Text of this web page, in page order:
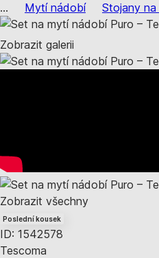
... Mytí nádobí Stojany
Zobrazit galerii
Zobrazit všechny
Poslední kousek
ID: 1542578
Tescoma